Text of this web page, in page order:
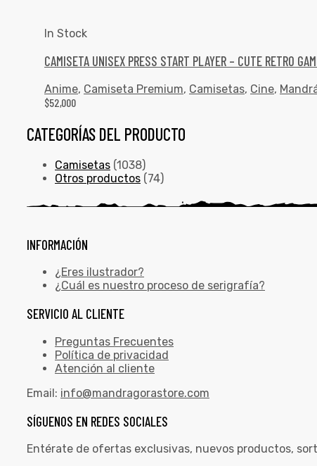
In Stock
CAMISETA UNISEX PRESS START PLAYER – CUTE RETRO
Anime, Camiseta Premium, Camisetas, Cine,
$52,000
CATEGORÍAS DEL PRODUCTO
Camisetas (1038)
Otros productos (74)
INFORMACIÓN
¿Eres ilustrador?
¿Cuál es nuestro proceso de serigrafía?
SERVICIO AL CLIENTE
Preguntas Frecuentes
Política de privacidad
Atención al cliente
Email: info@mandragorastore.com
SÍGUENOS EN REDES SOCIALES
Entérate de ofertas exclusivas, nuevos productos,